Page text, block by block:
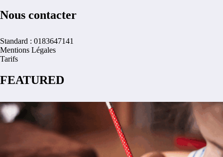
Nous contacter
Standard : 0183647141
Mentions Légales
Tarifs
FEATURED